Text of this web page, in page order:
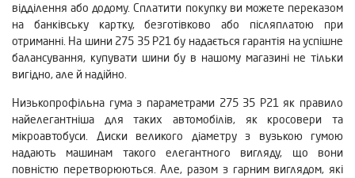
відділення або додому. Сплатити покупку ви можете переказом
на банківську картку, безготівково або післяплатою при
отриманні. На шини 275 35 Р21 бу надається гарантія на успішне
балансування, купувати шини бу в нашому магазині не тільки
вигідно, але й надійно.
Низькопрофільна гума з параметрами 275 35 Р21 як правило
найелегантніша для таких автомобілів, як кросовери та
мікроавтобуси. Диски великого діаметру з вузькою гумою
надають машинам такого елегантного вигляду, що вони
повністю перетворюються. Але, разом з гарним виглядом, які